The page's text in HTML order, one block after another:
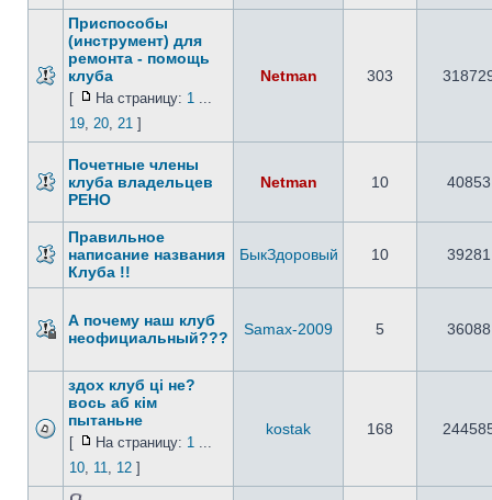
Приспособы
(инструмент) для
ремонта - помощь
клуба
[ На страницу: 1 ...
19, 20, 21 ]
Netman 303
Почетные члены
клуба владельцев
РЕНО
Netman 10 40853
Правильное
написание названия
Клуба !!
БыкЗдоровый 10 39281
А почему наш клуб
неофициальный???
Samax-2009 5 36088
здох клуб ці не?
вось аб кім
пытаньне
[ На страницу: 1 ...
10, 11, 12 ]
kostak 168